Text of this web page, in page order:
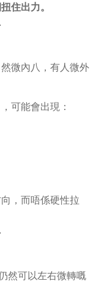
住出力。
微內八，有人微外
可能會出現：
，而唔係硬性拉
然可以左右微轉嘅